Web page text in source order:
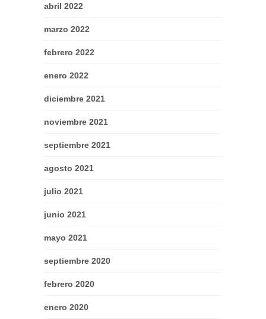
abril 2022
marzo 2022
febrero 2022
enero 2022
diciembre 2021
noviembre 2021
septiembre 2021
agosto 2021
julio 2021
junio 2021
mayo 2021
septiembre 2020
febrero 2020
enero 2020